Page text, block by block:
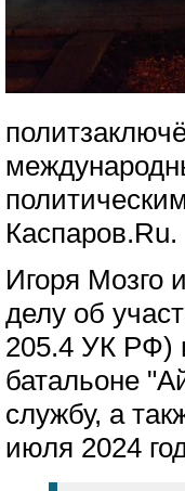
Каспаров.Ru.
Игоря Мозго
делу об
205.4 УК РФ)
батальоне
службу, а
июля 2024